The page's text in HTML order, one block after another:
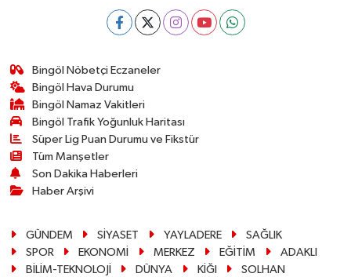
Bingöl Nöbetçi Eczaneler
Bingöl Hava Durumu
Bingöl Namaz Vakitleri
Bingöl Trafik Yoğunluk Haritası
Süper Lig Puan Durumu ve Fikstür
Tüm Manşetler
Son Dakika Haberleri
Haber Arşivi
GÜNDEM SİYASET YAYLADERE
SAĞLIK
SPOR
EKONOMİ MERKEZ EĞİTİM
ADAKLI
BİLİM-TEKNOLOJİ
DÜNYA KİĞI
SOLHAN